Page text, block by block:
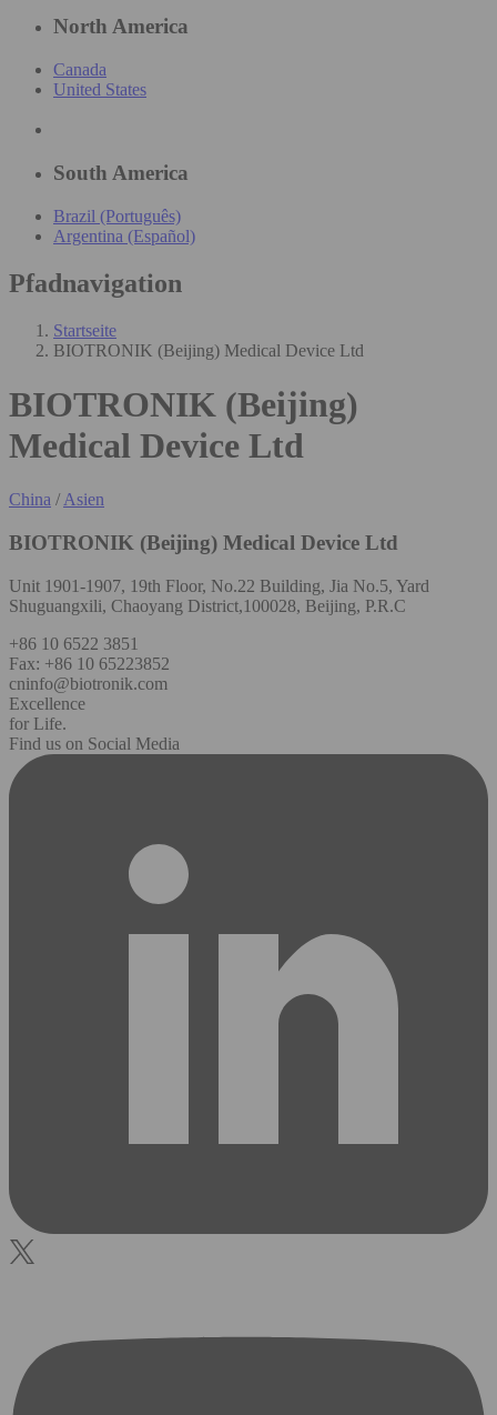
North America
Canada
United States
South America
Brazil (Português)
Argentina (Español)
Pfadnavigation
Startseite
BIOTRONIK (Beijing) Medical Device Ltd
BIOTRONIK (Beijing)
Medical Device Ltd
China /Asien
BIOTRONIK (Beijing) Medical Device Ltd
Unit 1901-1907, 19th Floor, No.22 Building, Jia No.5, Yard
Shuguangxili, Chaoyang District,100028, Beijing, P.R.C
+86 10 6522 3851
Fax: +86 10 65223852
cninfo@biotronik.com
Excellence
for Life.
Find us on Social Media